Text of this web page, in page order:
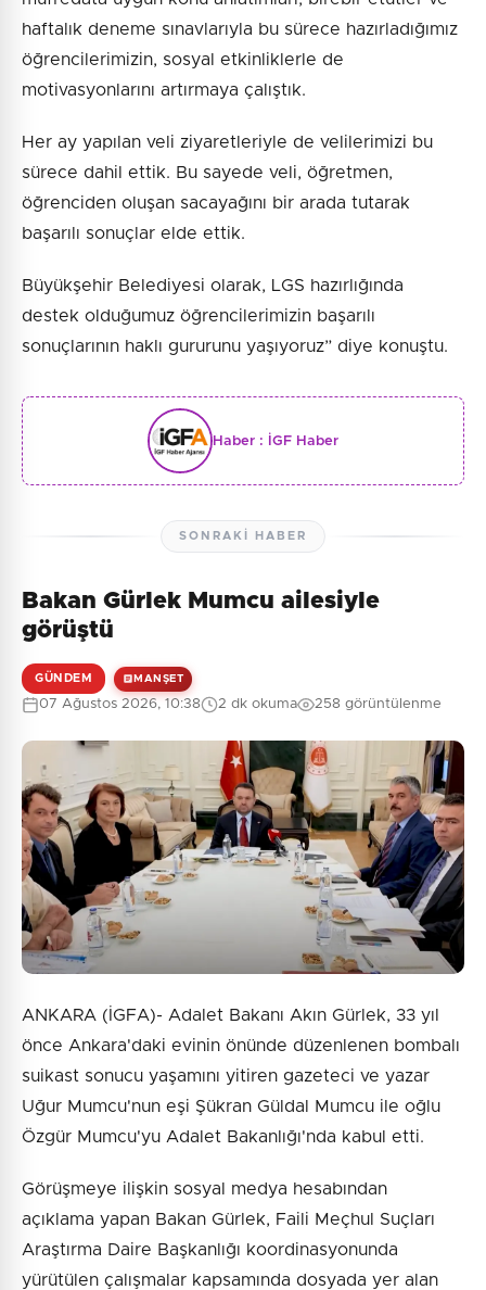
haftalık deneme sınavlarıyla bu sürece hazırladığımız
öğrencilerimizin, sosyal etkinliklerle de
motivasyonlarını artırmaya çalıştık.
Her ay yapılan veli ziyaretleriyle de velilerimizi bu
sürece dahil ettik. Bu sayede veli, öğretmen,
öğrenciden oluşan sacayağını bir arada tutarak
başarılı sonuçlar elde ettik.
Büyükşehir Belediyesi olarak, LGS hazırlığında
destek olduğumuz öğrencilerimizin başarılı
sonuçlarının haklı gururunu yaşıyoruz” diye konuştu.
Haber : İGF Haber
SONRAKI HABER
Bakan Gürlek Mumcu ailesiyle
görüştü
GÜNDEM MANŞET
07 Ağustos 2026, 10:38 2 dk okuma 258 görüntülenme
ANKARA (İGFA)- Adalet Bakanı Akın Gürlek, 33 yıl
önce Ankara'daki evinin önünde düzenlenen bombalı
suikast sonucu yaşamını yitiren gazeteci ve yazar
Uğur Mumcu'nun eşi Şükran Güldal Mumcu ile oğlu
Özgür Mumcu'yu Adalet Bakanlığı'nda kabul etti.
Görüşmeye ilişkin sosyal medya hesabından
açıklama yapan Bakan Gürlek, Faili Meçhul Suçları
Araştırma Daire Başkanlığı koordinasyonunda
yürütülen çalışmalar kapsamında dosyada yer alan